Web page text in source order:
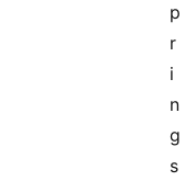
p
r
i
n
g
s